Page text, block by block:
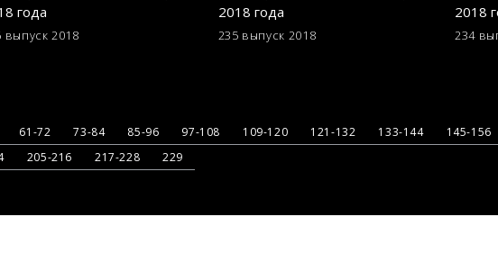
года
выпуск 2018
2018 года
235 выпуск 2018
2018
234
61-72 73-84 85-96 97-108 109-120 121-132 133-144
145-156
205-216 217-228 229